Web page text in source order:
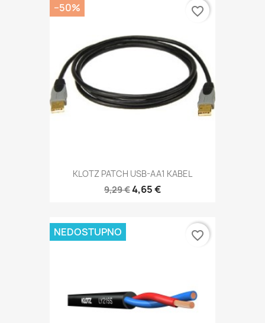
KLOTZ PATCH USB-AA1 KABEL
9,29 €4,65 €
−50% favorite_border
NEDOSTUPNO favorite_border